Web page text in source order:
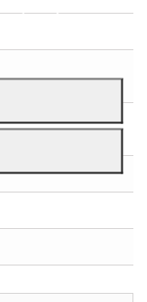
naci?nij przycisk